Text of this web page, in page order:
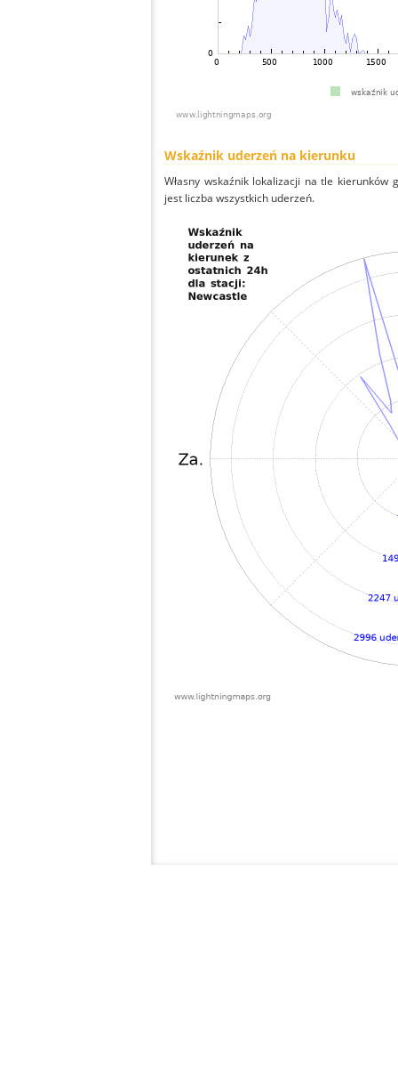
Wskaźnik uderzeń na kierunku
Własny wskaźnik lokalizacji na tle
jest liczba wszystkich uderzeń.